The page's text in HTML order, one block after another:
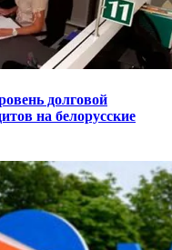
долговой
на белорусские